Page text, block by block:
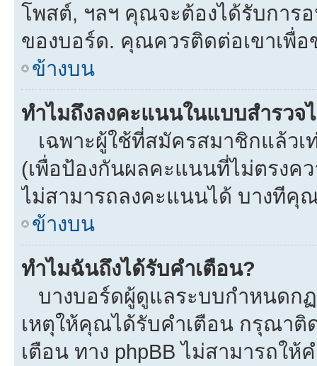
โพสต์, ฯลฯ คุณจะต้องได้รับการ
ของบอร์ด. คุณควรติดต่อเขาเพื่
ข้างบน
ทำไมถึงลงคะแนนในแบบสำรวจ
เฉพาะผู้ใช้ที่สมัครสมาชิกแล้ว
(เพื่อป้องกันผลคะแนนที่ไม่ตรงค
ไม่สามารถลงคะแนนได้ บางทีคุ
ข้างบน
ทำไมฉันถึงได้รับคำเตือน?
บางบอร์ดผู้ดูแลระบบกำหนดก
เหตุให้คุณได้รับคำเตือน กรุณา
เตือน ทาง phpBB ไม่สามารถใ